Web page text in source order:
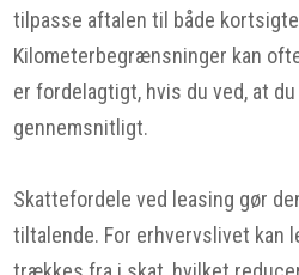
tilpasse aftalen til både
Kilometerbegrænsninger kan
er fordelagtigt, hvis du ved, at
gennemsnitligt.
Skattefordele ved leasing gør
tiltalende. For erhvervslivet kan